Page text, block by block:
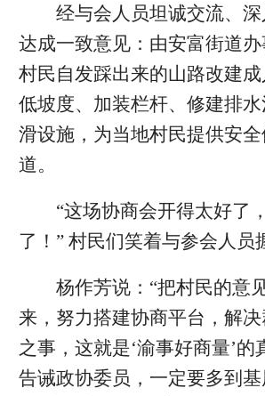
经与会人员坦诚交流、
达成一致意见：由安富街道
村民自发踩出来的山路改建
低坡度、加装栏杆、修建排
滑设施，为当地村民提供安
道。
“这场协商会开得太好了
了！” 村民们笑着与参会人员
杨作芳说：“把村民的意
来，努力搭建协商平台，解
之事，这就是‘渝事好商量’的
告诫政协委员，一定要多到